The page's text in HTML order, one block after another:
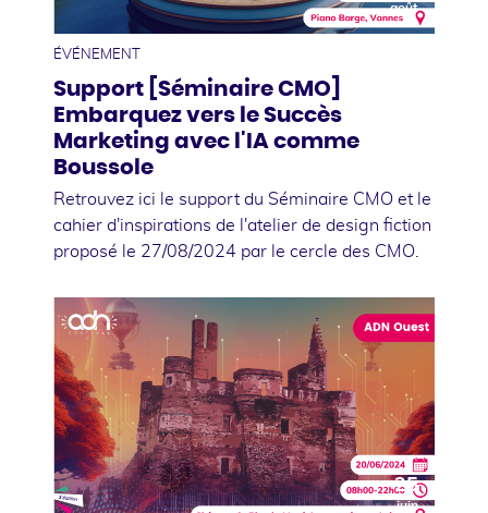
août
ÉVÉNEMENT
Support [Séminaire CMO]
Embarquez vers le Succès
Marketing avec l'IA comme
Boussole
Retrouvez ici le support du Séminaire CMO et le
cahier d'inspirations de l'atelier de design fiction
proposé le 27/08/2024 par le cercle des CMO.
25
juin